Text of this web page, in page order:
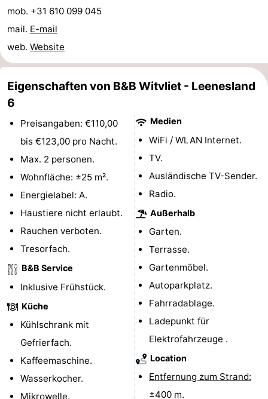
Schwimmbader
-
Radfahren
-
Wandern
-
Reiten
-
Golfplatze
-
Sportangeln
Essen
trinken
Veranstaltungen
-
Actief
Praktisch
Forum
Route
-
Parken
Reisebuchshop
mob. +31 610 099 045
mail. E-mail
web. Website
Eigenschaften von B&B Witvliet - Leenesland
6
Preisangaben: €110,00
bis €123,00 pro Nacht.
Max. 2 personen.
Wohnfläche: ±25 m².
Energielabel: A.
Haustiere nicht erlaubt.
Rauchen verboten.
Tresorfach.
B&B Service
Inklusive Frühstück.
Küche
Kühlschrank mit
Gefrierfach.
Kaffeemaschine.
Wasserkocher.
Mikrowelle.
Medien
WiFi / WLAN Internet.
TV.
Ausländische TV-Sender.
Radio.
Außerhalb
Garten.
Terrasse.
Gartenmöbel.
Autoparkplatz.
Fahrradablage.
Ladepunkt für
Elektrofahrzeuge .
Location
Entfernung zum Strand:
±400 m.